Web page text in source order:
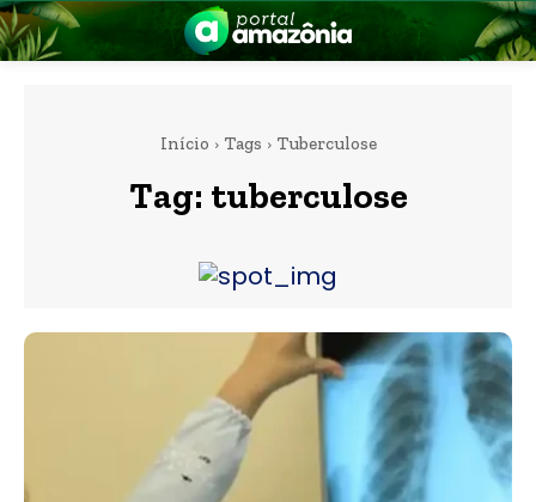
Início Tags Tuberculose
Tag: tuberculose